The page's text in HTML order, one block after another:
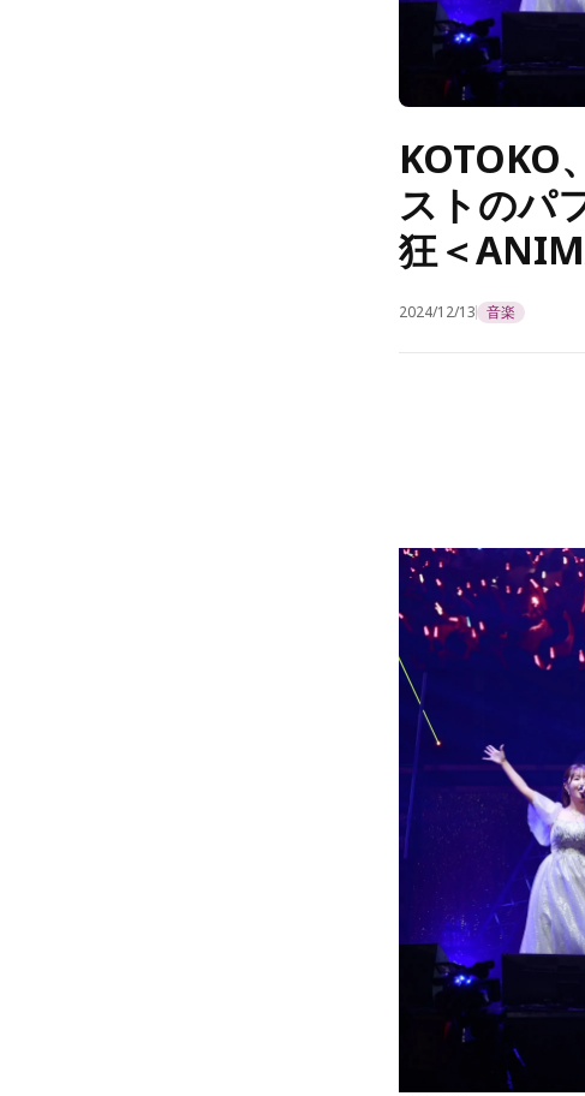
KOTOKO
ストのパ
狂＜
2024/12/13 音楽